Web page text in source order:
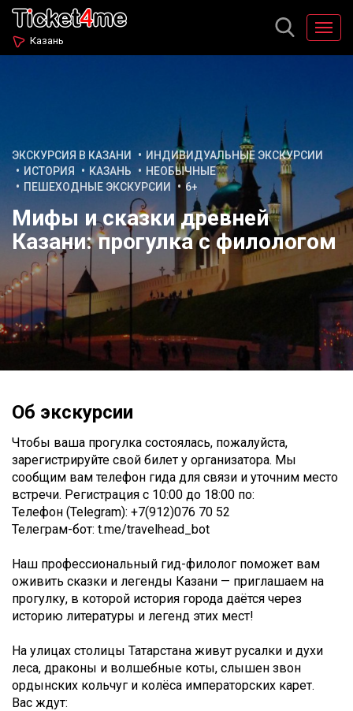
Казань
ЭКСКУРСИЯ В КАЗАНИ
ИНДИВИДУАЛЬНЫЕ ЭКСКУРСИИ
ИСТОРИЯ
КАЗАНЬ
НЕОБЫЧНЫЕ
ПЕШЕХОДНЫЕ ЭКСКУРСИИ
6+
Мифы и сказки древней
Казани: прогулка с филологом
Об экскурсии
Чтобы ваша прогулка состоялась, пожалуйста,
зарегистрируйте свой билет у организатора. Мы
сообщим вам телефон гида для связи и уточним место
встречи. Регистрация c 10:00 до 18:00 по:
Телефон (Telegram): +7(912)076 70 52
Телеграм-бот: t.me/travelhead_bot
Наш профессиональный гид-филолог поможет вам
оживить сказки и легенды Казани — приглашаем на
прогулку, в которой история города даётся через
историю литературы и легенд этих мест!
На улицах столицы Татарстана живут русалки и духи
леса, драконы и волшебные коты, слышен звон
ордынских кольчуг и колёса императорских карет.
Вас ждут: